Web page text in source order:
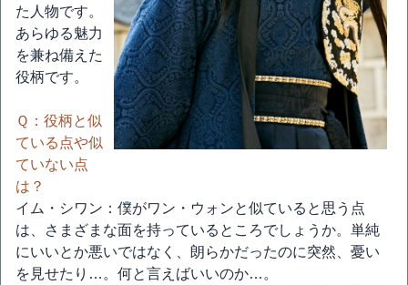
た人物です。
あらゆる魅力
を兼ね備えた
役柄です。
Ｑ：役柄と似
ている点や似
ていない点
は？
イム・シワン：僕がワン・ウォンと似ていると思う点
は、さまざまな面を持っているところでしょうか。単純
にいいとか悪いではなく、朗らかだったのに突然、憂い
を見せたり…。何と言えばいいのか…。